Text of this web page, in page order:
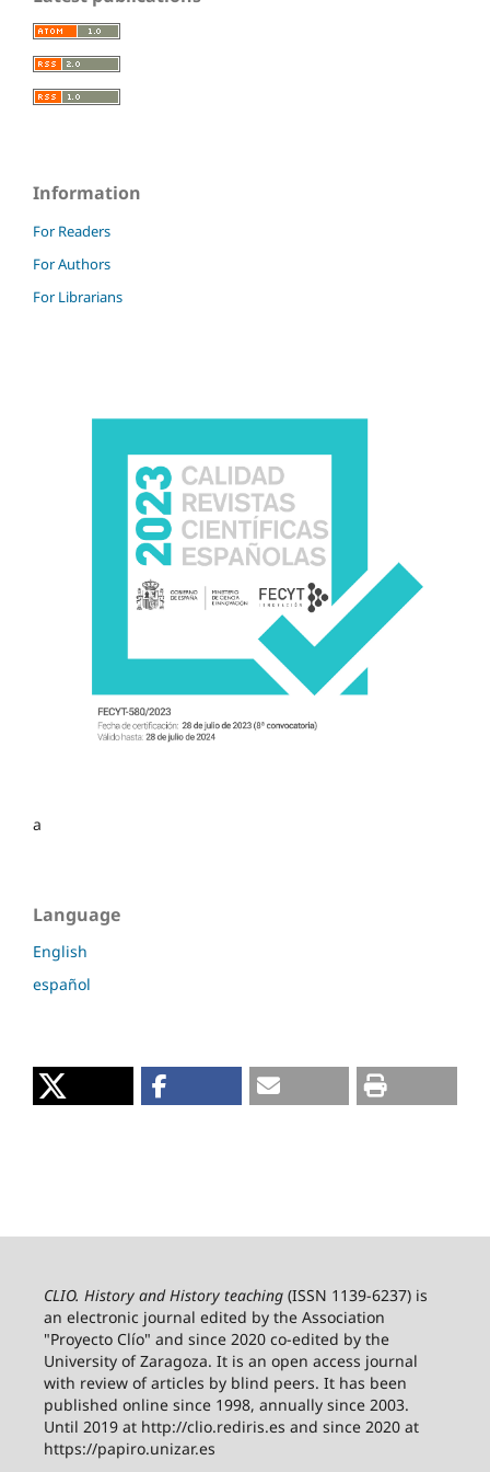
Information
For Readers
For Authors
For Librarians
a
Language
English
español
CLIO. History and History teaching(ISSN 1139-6237) is
an electronic journal edited by the Association
"Proyecto Clío" and since 2020 co-edited by the
University of Zaragoza. It is an open access journal
with review of articles by blind peers. It has been
published online since 1998, annually since 2003.
Until 2019 at http://clio.rediris.es and since 2020 at
https://papiro.unizar.es